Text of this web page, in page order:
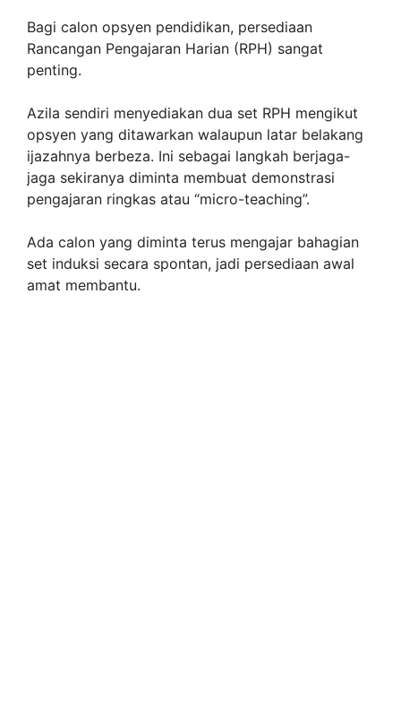
Bagi calon opsyen pendidikan, persediaan
Rancangan Pengajaran Harian (RPH) sangat
penting.
Azila sendiri menyediakan dua set RPH mengikut
opsyen yang ditawarkan walaupun latar belakang
ijazahnya berbeza. Ini sebagai langkah berjaga-
jaga sekiranya diminta membuat demonstrasi
pengajaran ringkas atau “micro-teaching”.
Ada calon yang diminta terus mengajar bahagian
set induksi secara spontan, jadi persediaan awal
amat membantu.